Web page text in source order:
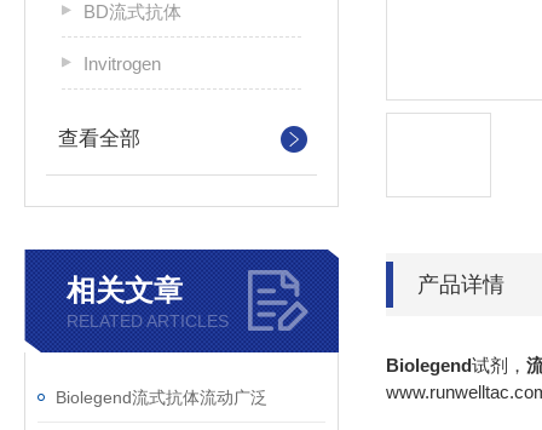
BD流式抗体
Invitrogen
查看全部
相关文章
RELATED ARTICLES
Biolegend流式抗体流动广泛
产品详情
Biolegend试剂，